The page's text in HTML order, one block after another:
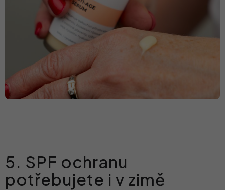
5. SPF ochranu
potřebujete i v zimě